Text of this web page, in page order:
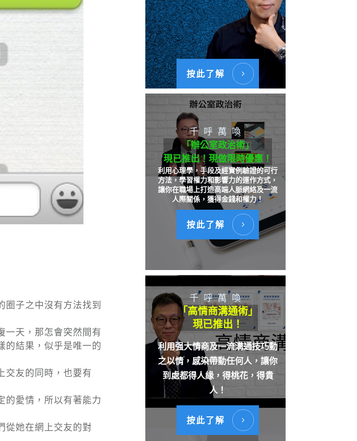
子之中沒有方法找到
一天，那怎會突然間有
的結果，似乎是唯一的
交友的同時，也要有
的愛情，所以有著能力
從她在網上交友的對
按此了解
千呼萬喚
「辦公室政治術」
現已推出！現做限時優惠！
利用心理學，手段及經實例驗證的可行
方法，學習權力和影響力的運作方式，
讓你在職場上打造高端人脈網絡及一流
人際關係，獲得金錢和權力！
按此了解
千呼萬喚
「高情商溝通術」
現已推出！
利用强大情商及一流溝通技巧動
之以情，感染帶動任何人，讓你
到處都得人緣，得桃花，得貴
人！
按此了解